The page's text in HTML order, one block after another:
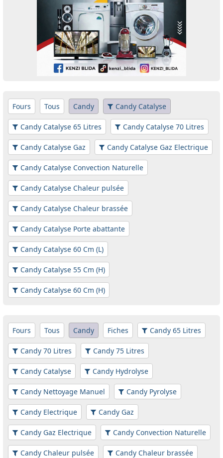
Fours Tous Candy Candy Catalyse
Candy Catalyse 65 Litres Candy Catalyse 70 Litres
Candy Catalyse Gaz Candy Catalyse Gaz Electrique
Candy Catalyse Convection Naturelle
Candy Catalyse Chaleur pulsée
Candy Catalyse Chaleur brassée
Candy Catalyse Porte abattante
Candy Catalyse 60 Cm (L)
Candy Catalyse 55 Cm (H)
Candy Catalyse 60 Cm (H)
Fours Tous Candy Fiches Candy 65 Litres
Candy 70 Litres Candy 75 Litres
Candy Catalyse Candy Hydrolyse
Candy Nettoyage Manuel Candy Pyrolyse
Candy Electrique Candy Gaz
Candy Gaz Electrique Candy Convection Naturelle
Candy Chaleur pulsée Candy Chaleur brassée